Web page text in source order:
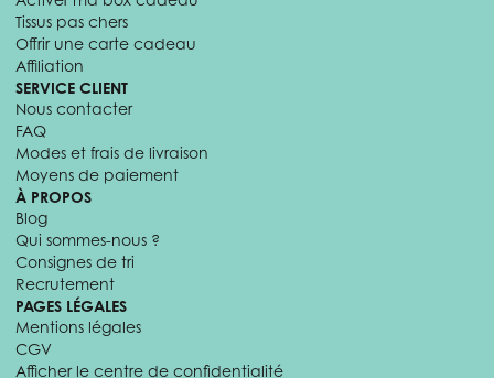
Tissus pas chers
Offrir une carte cadeau
Affiliation
SERVICE CLIENT
Nous contacter
FAQ
Modes et frais de livraison
Moyens de paiement
À PROPOS
Blog
Qui sommes-nous ?
Consignes de tri
Recrutement
PAGES LÉGALES
Mentions légales
CGV
Afficher le centre de confidentialité